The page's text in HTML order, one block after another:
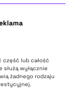
lub całość
wyłącznie
żadnego rodzaju